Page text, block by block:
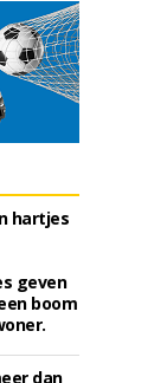
hartjes
geven
boom
dan